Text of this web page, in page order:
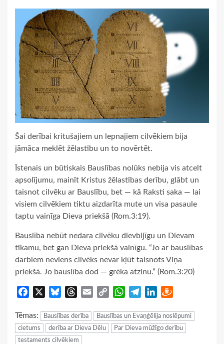
Šai derībai kritušajiem un lepnajiem cilvēkiem bija
jāmāca meklēt žēlastību un to novērtēt.
Īstenais un būtiskais Bauslības nolūks nebija vis atcelt
apsolījumu, mainīt Kristus žēlastības derību, glābt un
taisnot cilvēku ar Bauslību, bet — kā Raksti saka — lai
visiem cilvēkiem tiktu aizdarīta mute un visa pasaule
taptu vainīga Dieva priekšā (Rom.3:19).
Bauslība nebūt nedara cilvēku dievbijīgu un Dievam
tīkamu, bet gan Dieva priekšā vainīgu. “Jo ar bauslības
darbiem neviens cilvēks nevar kļūt taisnots Viņa
priekšā. Jo bauslība dod — grēka atzinu.” (Rom.3:20)
Facebook BlueskyThreads
Email
Copy
WhatsApp
TelegramLinkedIn
Tēmas: Bauslības derība
Bauslības un Evaņģēlija noslēpumi
cietums
derība ar Dieva Dēlu
Par Dieva mūžīgo derību
testaments cilvēkiem